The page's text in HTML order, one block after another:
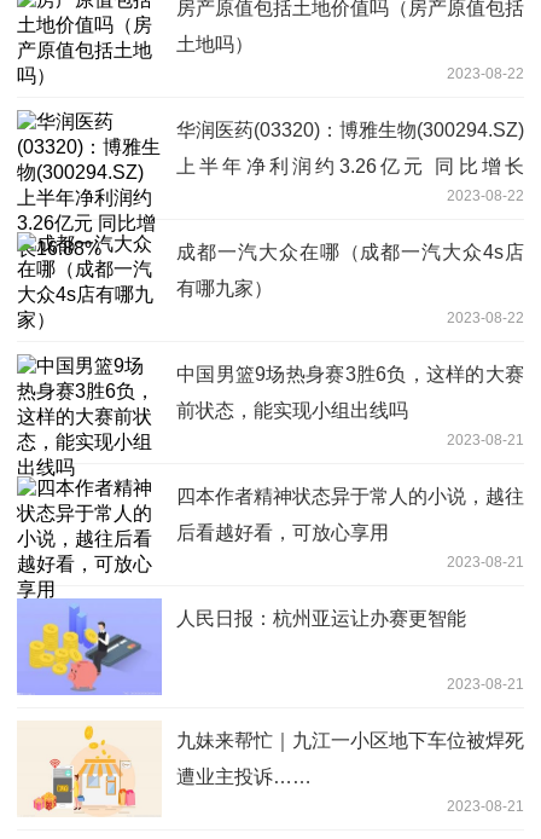
房产原值包括土地价值吗（房产原值包括
土地吗）
2023-08-22
华润医药(03320)：博雅生物(300294.SZ)
上半年净利润约3.26亿元 同比增长
2023-08-22
成都一汽大众在哪（成都一汽大众4s店
有哪九家）
2023-08-22
中国男篮9场热身赛3胜6负，这样的大赛
前状态，能实现小组出线吗
2023-08-21
​四本作者精神状态异于常人的小说，越往
后看越好看，可放心享用
2023-08-21
人民日报：杭州亚运让办赛更智能
2023-08-21
九妹来帮忙｜九江一小区地下车位被焊死
遭业主投诉……
2023-08-21